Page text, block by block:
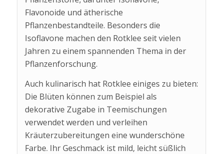
Flavonoide und ätherische
Pflanzenbestandteile. Besonders die
Isoflavone machen den Rotklee seit vielen
Jahren zu einem spannenden Thema in der
Pflanzenforschung.
Auch kulinarisch hat Rotklee einiges zu bieten:
Die Blüten können zum Beispiel als
dekorative Zugabe in Teemischungen
verwendet werden und verleihen
Kräuterzubereitungen eine wunderschöne
Farbe. Ihr Geschmack ist mild, leicht süßlich